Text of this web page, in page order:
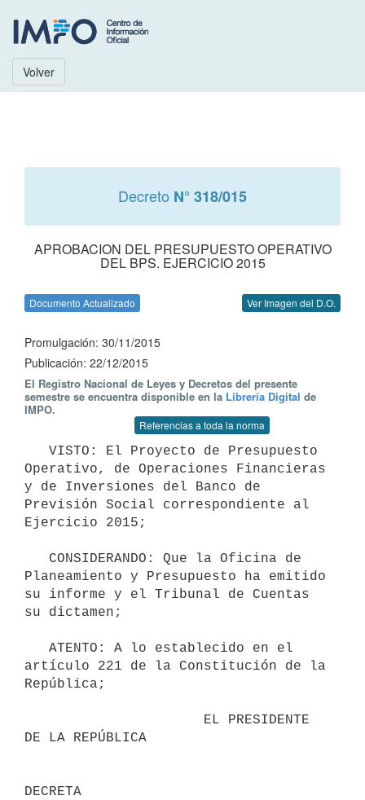
Volver
Decreto N° 318/015
APROBACION DEL PRESUPUESTO OPERATIVO
DEL BPS. EJERCICIO 2015
Documento Actualizado Ver Imagen del D.O.
Promulgación: 30/11/2015
Publicación: 22/12/2015
El Registro Nacional de Leyes y Decretos del presente
semestre se encuentra disponible en la Librería Digital de
IMPO.
Referencias a toda la norma
Operativo, de Operaciones Financieras
y de Inversiones del Banco de
Previsión Social correspondiente al
Ejercicio 2015;
Planeamiento y Presupuesto ha emitido
su informe y el Tribunal de Cuentas
su dictamen;
artículo 221 de la Constitución de la
República;
DE LA REPÚBLICA
DECRETA